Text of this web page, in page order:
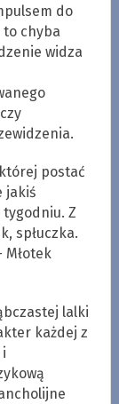
do
to chyba
widza
postać
jakiś
Z
spłuczka.
Młotek
lalki
każdej z